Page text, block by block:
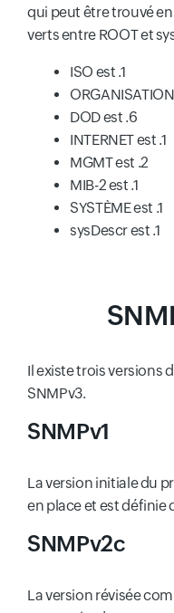
qui peut être trouvé
verts entre ROOT et
ISO est .1
DOD est .6
INTERNET est .1
MGMT est .2
MIB-2 est .1
SYSTÈME est .1
sysDescr est .1
Il existe trois versions
SNMPv3.
SNMPv1
La version initiale du
en place et est définie
SNMPv2c
La version révisée